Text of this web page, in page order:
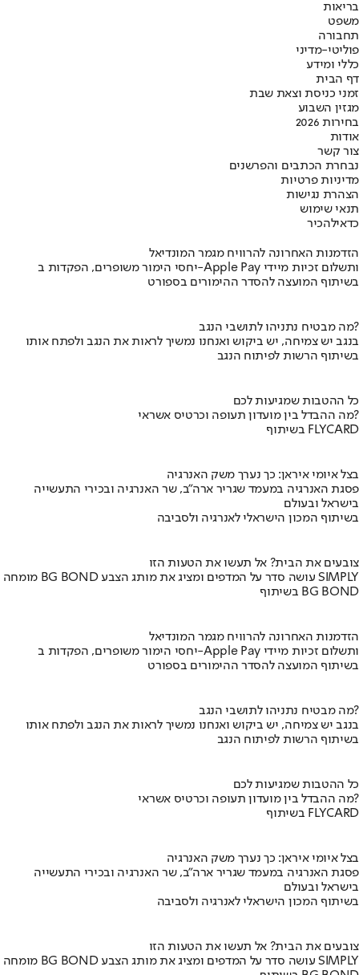
בריאות
משפט
תחבורה
פוליטי-מדיני
כללי ומידע
דף הבית
זמני כניסת וצאת שבת
מגזין השבוע
בחירות 2026
אודות
צור קשר
נבחרת הכתבים והפרשנים
מדיניות פרטיות
הצהרת נגישות
תנאי שימוש
כדאילהכיר
הזדמנות האחרונה להרוויח מגמר המונדיאל
יחסי הימור משופרים, הפקדות ב-Apple Pay ותשלום זכיות מיידי
בשיתוף המועצה להסדר ההימורים בספורט
מה מבטיח נתניהו לתושבי הנגב?
בנגב יש צמיחה, יש ביקוש ואנחנו נמשיך לראות את הנגב ולפתח אותו
בשיתוף הרשות לפיתוח הנגב
כל ההטבות שמגיעות לכם
מה ההבדל בין מועדון תעופה וכרטיס אשראי?
בשיתוף FLYCARD
בצל איומי איראן: כך נערך משק האנרגיה
פסגת האנרגיה במעמד שגריר ארה"ב, שר האנרגיה ובכירי התעשייה
בישראל ובעולם
בשיתוף המכון הישראלי לאנרגיה ולסביבה
צובעים את הבית? אל תעשו את הטעות הזו
מומחה BG BOND עושה סדר על המדפים ומציג את מותג הצבע SIMPLY
בשיתוף BG BOND
הזדמנות האחרונה להרוויח מגמר המונדיאל
יחסי הימור משופרים, הפקדות ב-Apple Pay ותשלום זכיות מיידי
בשיתוף המועצה להסדר ההימורים בספורט
מה מבטיח נתניהו לתושבי הנגב?
בנגב יש צמיחה, יש ביקוש ואנחנו נמשיך לראות את הנגב ולפתח אותו
בשיתוף הרשות לפיתוח הנגב
כל ההטבות שמגיעות לכם
מה ההבדל בין מועדון תעופה וכרטיס אשראי?
בשיתוף FLYCARD
בצל איומי איראן: כך נערך משק האנרגיה
פסגת האנרגיה במעמד שגריר ארה"ב, שר האנרגיה ובכירי התעשייה
בישראל ובעולם
בשיתוף המכון הישראלי לאנרגיה ולסביבה
צובעים את הבית? אל תעשו את הטעות הזו
מומחה BG BOND עושה סדר על המדפים ומציג את מותג הצבע SIMPLY